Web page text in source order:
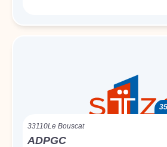
33110Le Bouscat
ADPGC